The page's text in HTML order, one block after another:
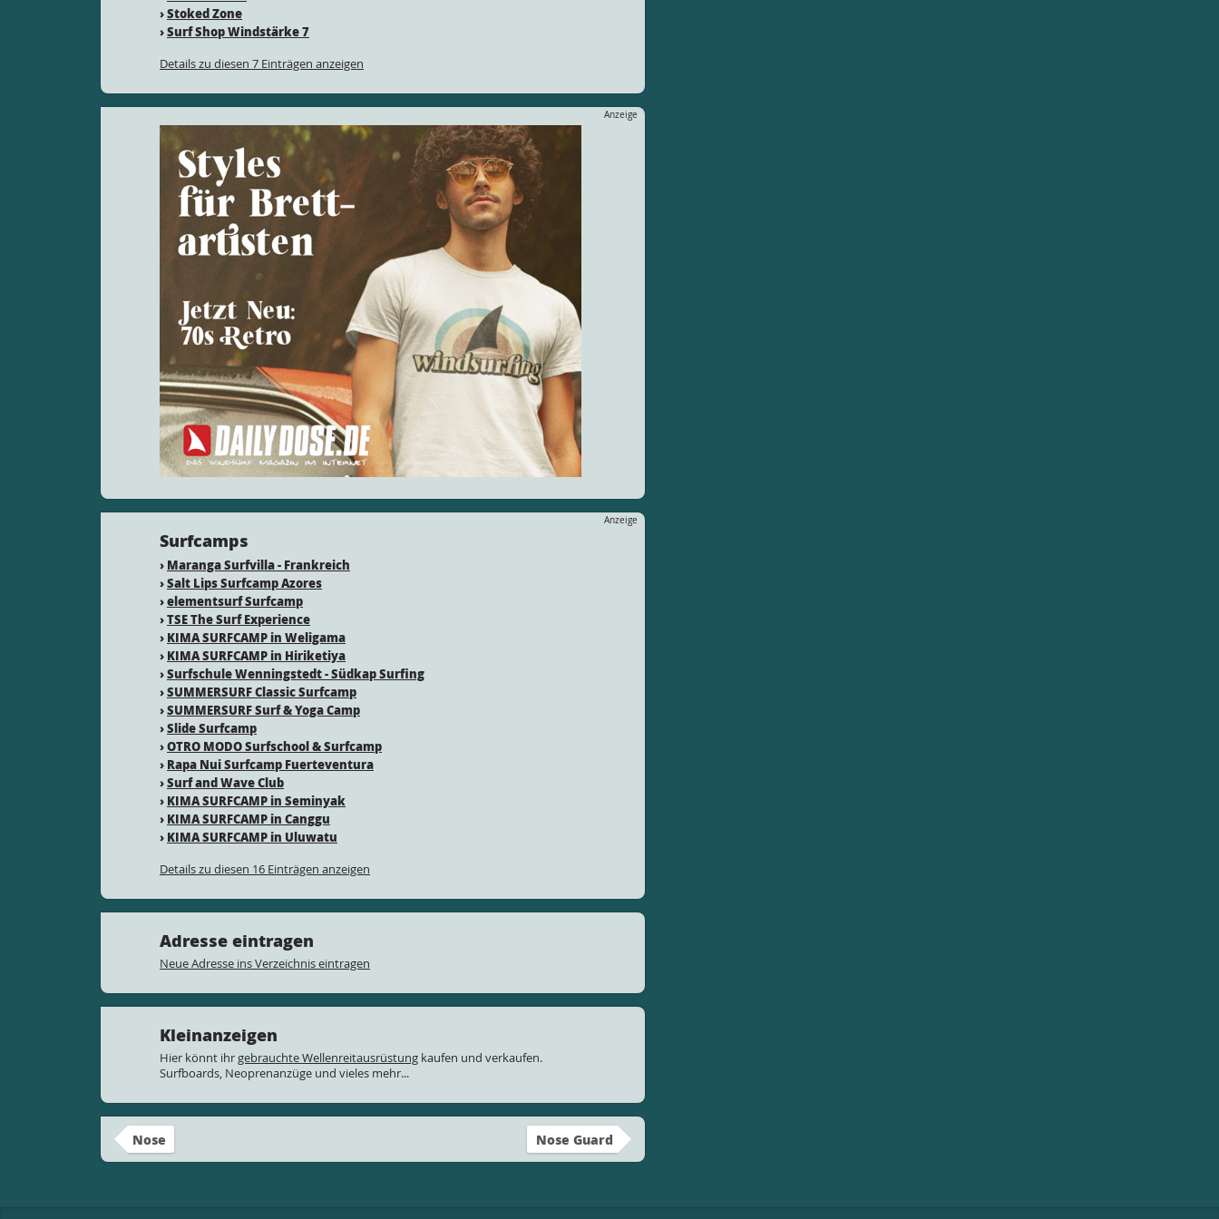
›Stoked Zone
›Surf Shop Windstärke 7
Details zu diesen 7 Einträgen anzeigen
Anzeige
Anzeige
Surfcamps
› Maranga Surfvilla - Frankreich
›Salt Lips Surfcamp Azores
›elementsurf Surfcamp
›TSE The Surf Experience
› KIMA SURFCAMP in Weligama
› KIMA SURFCAMP in Hiriketiya
›Surfschule Wenningstedt - Südkap Surfing
›SUMMERSURF Classic Surfcamp
›SUMMERSURF Surf & Yoga Camp
›Slide Surfcamp
›OTRO MODO Surfschool & Surfcamp
› Rapa Nui Surfcamp Fuerteventura
›Surf and Wave Club
› KIMA SURFCAMP in Seminyak
› KIMA SURFCAMP in Canggu
› KIMA SURFCAMP in Uluwatu
Details zu diesen 16 Einträgen anzeigen
Adresse eintragen
Neue Adresse ins Verzeichnis eintragen
Kleinanzeigen
Hier könnt ihrgebrauchte Wellenreitausrüstung kaufen und verkaufen.
Surfboards, Neoprenanzüge und vieles mehr...
Nose Nose Guard